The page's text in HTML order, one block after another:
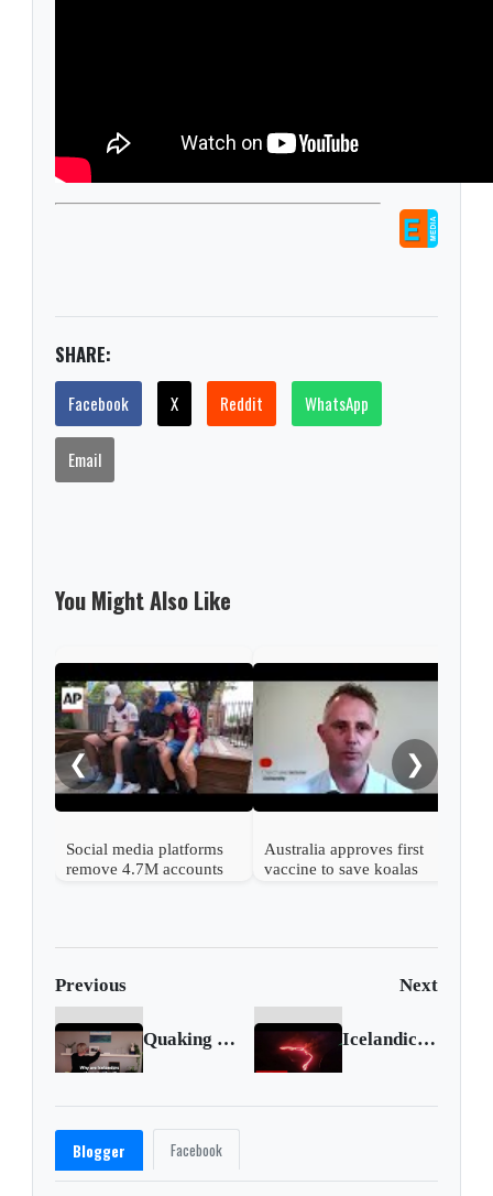
SHARE:
Facebook X Reddit WhatsApp
Email
You Might Also Like
❮
Social media platforms
remove 4.7M accounts
Australia approves first
vaccine to save koalas
❯
Previous Next
Quaking in their beds, sleepless Icelanders await volcanic eruption Icelandic volcano erupts near Reykjavik
Blogger Facebook